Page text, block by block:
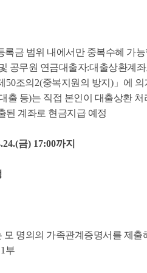
록금 범위 내에서만 중복수혜 가
공무원 연금대출자:대출상환계좌
50조의 2(중복지원의 방지 )」 에 의
출 등)는 직접 본인이 대출상환
된 계좌로 현금지급 예정
금) 17:00까지
모 명의의 가족관계증명서를 제출
1 부